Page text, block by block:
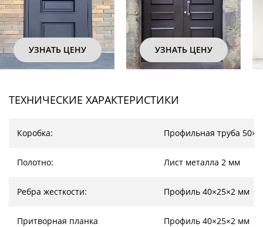
УЗНАТЬ ЦЕНУ УЗНАТЬ ЦЕНУ
ТЕХНИЧЕСКИЕ ХАРАКТЕРИСТИКИ
Коробка: Профильная труба
Полотно: Лист металла 2 мм
Ребра жесткости: Профиль 40×25×2 мм
Притворная планка
Профиль 40×25×2 мм